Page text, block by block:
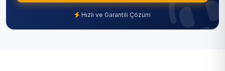
Hızlı ve Garantili Çözüm